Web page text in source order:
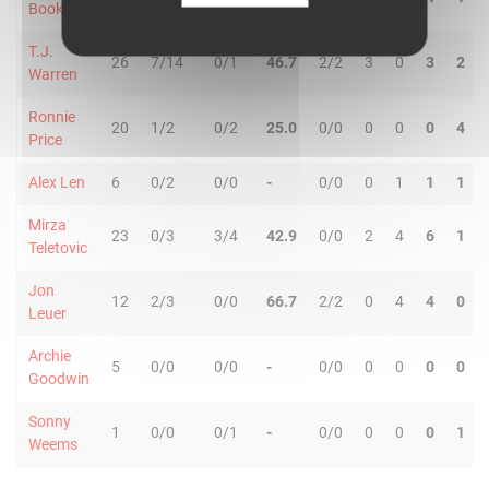
Booker
T.J.
Warren
26 7/14 0/1 46.7 2/2 3 0 3 2
Ronnie
Price
20 1/2 0/2 25.0 0/0 0 0 0 4
Alex Len 6 0/2 0/0 - 0/0 0 1 1 1
Mirza
Teletovic
23 0/3 3/4 42.9 0/0 2 4 6 1
Jon
Leuer
12 2/3 0/0 66.7 2/2 0 4 4 0
Archie
Goodwin
5 0/0 0/0 - 0/0 0 0 0 0
Sonny
Weems
1 0/0 0/1 - 0/0 0 0 0 1